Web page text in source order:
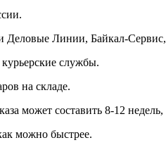
Деловые Линии, Байкал-
службы.
на складе.
может составить 8-12
можно быстрее.